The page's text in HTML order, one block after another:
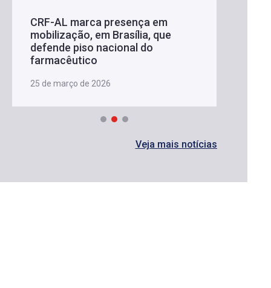
CRF-AL marca presença em
mobilização, em Brasília, que
defende piso nacional do
farmacêutico
25 de março de 2026
Veja mais notícias